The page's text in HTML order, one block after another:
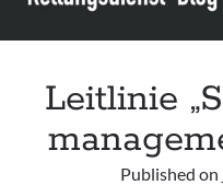
Leitlinie
Published on